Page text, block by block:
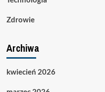
Zdrowie
Archiwa
kwiecień 2026